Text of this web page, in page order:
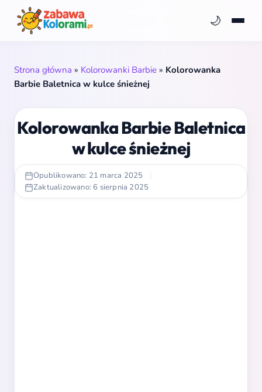
🌙
Strona główna » Kolorowanki Barbie » Kolorowanka
Barbie Baletnica w kulce śnieżnej
Kolorowanka Barbie Baletnica
w kulce śnieżnej
Opublikowano: 21 marca 2025
|
Zaktualizowano: 6 sierpnia 2025